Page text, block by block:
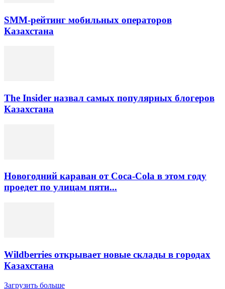
SMM-рейтинг мобильных операторов
Казахстана
The Insider назвал самых популярных блогеров
Казахстана
Новогодний караван от Coca-Cola в этом году
проедет по улицам пяти...
Wildberries открывает новые склады в городах
Казахстана
Загрузить больше